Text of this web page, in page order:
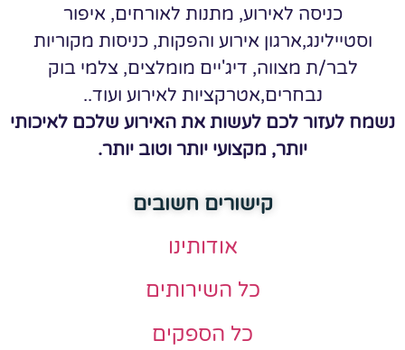
כניסה לאירוע, מתנות לאורחים, איפור
וסטיילינג,ארגון אירוע והפקות, כניסות מקוריות
לבר/ת מצווה, דיג'יים מומלצים, צלמי בוק
נבחרים,אטרקציות לאירוע ועוד..
נשמח לעזור לכם לעשות את האירוע שלכם לאיכותי
יותר, מקצועי יותר וטוב יותר.
קישורים חשובים
אודותינו
כל השירותים
כל הספקים